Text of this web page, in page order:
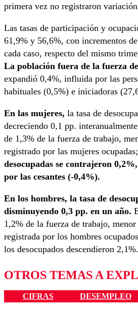
primera vez no registraron
Las tasas de participación y
61,9% y 56,6%, con incrementos
cada caso, respecto del mismo
La población fuera de la fuerza
expandió 0,4%, influida por las
habituales (0,5%) e iniciadoras
En las mujeres, la tasa de
decreciendo 0,1 pp.
de 1,3% de la fuerza de trabajo,
registrado por las mujeres ocupadas;
desocupadas se contrajeron
por las cesantes (-0,4%).
En los hombres, la tasa de
disminuyendo 0,3 pp. en un año.
1,2% de la fuerza de trabajo,
registrada por los hombres
los desocupados descendieron 2,1%.
OTROS TEMAS A
CIFRAS DESEMPLEO